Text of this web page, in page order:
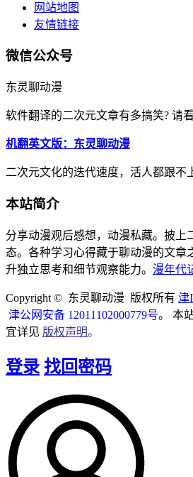
网站地图
友情链接
微信公众号
东灵聊动漫
软件翻译的二次元文章有多搞笑? 请看
机翻英文版：东灵聊动漫
二次元文化的迭代速度，活人都跟不
本站简介
分享动漫观后感想，动漫私藏。披上
态。各种学习心得藏于聊动漫的文章
升独立思考和细节观察能力。 漫年代
Copyright © 东灵聊动漫 版权所有 津
津公网安备 12011102000779号。 本
宜详见 版权声明。
登录 找回密码